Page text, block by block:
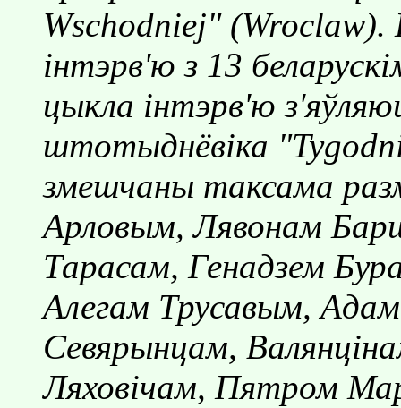
Wschodniej" (Wroclaw).
iнтэрв'ю з 13
цыкла iнтэрв'ю
штотыднёвiка
змешчаны таксама
Арловым, Лявонам
Тарасам, Генадзем
Алегам Трусавым,
Севярынцам,
Ляховiчам, Пятром